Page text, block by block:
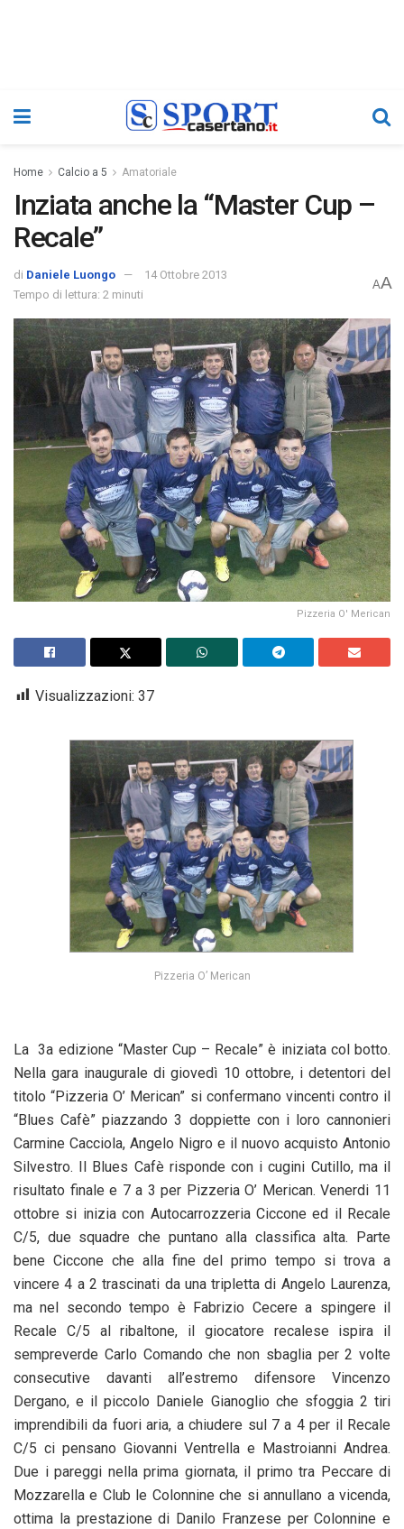
Home Calcio a 5 Amatoriale
Inziata anche la “Master Cup –
Recale”
di Daniele Luongo
14 Ottobre 2013
Tempo di lettura: 2 minuti
AA
Pizzeria O' Merican
Visualizzazioni: 37
Pizzeria O’ Merican
La 3a edizione “Master Cup – Recale” è iniziata col botto.
Nella gara inaugurale di giovedì 10 ottobre, i detentori del
titolo “Pizzeria O’ Merican” si confermano vincenti contro il
“Blues Cafè” piazzando 3 doppiette con i loro cannonieri
Carmine Cacciola, Angelo Nigro e il nuovo acquisto Antonio
Silvestro. Il Blues Cafè risponde con i cugini Cutillo, ma il
risultato finale e 7 a 3 per Pizzeria O’ Merican. Venerdi 11
ottobre si inizia con Autocarrozzeria Ciccone ed il Recale
C/5, due squadre che puntano alla classifica alta. Parte
bene Ciccone che alla fine del primo tempo si trova a
vincere 4 a 2 trascinati da una tripletta di Angelo Laurenza,
ma nel secondo tempo è Fabrizio Cecere a spingere il
Recale C/5 al ribaltone, il giocatore recalese ispira il
sempreverde Carlo Comando che non sbaglia per 2 volte
consecutive davanti all’estremo difensore Vincenzo
Dergano, e il piccolo Daniele Gianoglio che sfoggia 2 tiri
imprendibili da fuori aria, a chiudere sul 7 a 4 per il Recale
C/5 ci pensano Giovanni Ventrella e Mastroianni Andrea.
Due i pareggi nella prima giornata, il primo tra Peccare di
Mozzarella e Club le Colonnine che si annullano a vicenda,
ottima la prestazione di Danilo Franzese per Colonnine e